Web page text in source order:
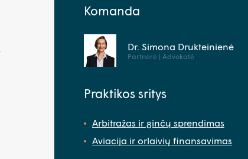
Komanda
Dr. Simona Drukteinienė
Partnerė | Advokatė
Praktikos sritys
Arbitražas ir ginčų sprendimas
Aviacija ir orlaivių finansavimas